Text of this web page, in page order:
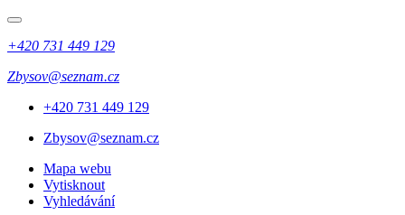
+420 731 449 129
Zbysov@seznam.cz
+420 731 449 129
Zbysov@seznam.cz
Mapa webu
Vytisknout
Vyhledávání